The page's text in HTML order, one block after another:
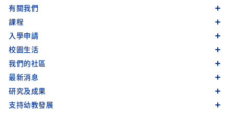
有關我們
課程
入學申請
校園生活
我們的社區
最新消息
研究及成果
支持幼教發展